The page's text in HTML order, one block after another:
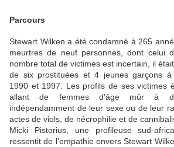
Parcours
Stewart Wilken a été condamné à 265
meurtres de neuf personnes, dont celui
nombre total de victimes est incertain, il
de six prostituées et 4 jeunes garçons à
1990 et 1997. Les profils de ses victimes
allant de femmes d'âge mûr à
indépendamment de leur sexe ou de leur
actes de viols, de nécrophilie et de
Micki Pistorius, une profileuse sud-
ressentit de l'empathie envers Stewart